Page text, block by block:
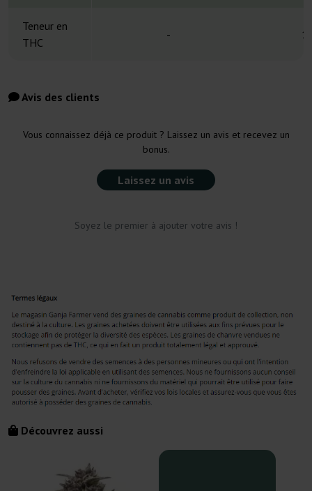
Teneur en
THC
-
Avis des clients
Vous connaissez déjà ce produit ? Laissez un avis et recevez un
bonus.
Laissez un avis
Soyez le premier à ajouter votre avis !
Découvrez aussi